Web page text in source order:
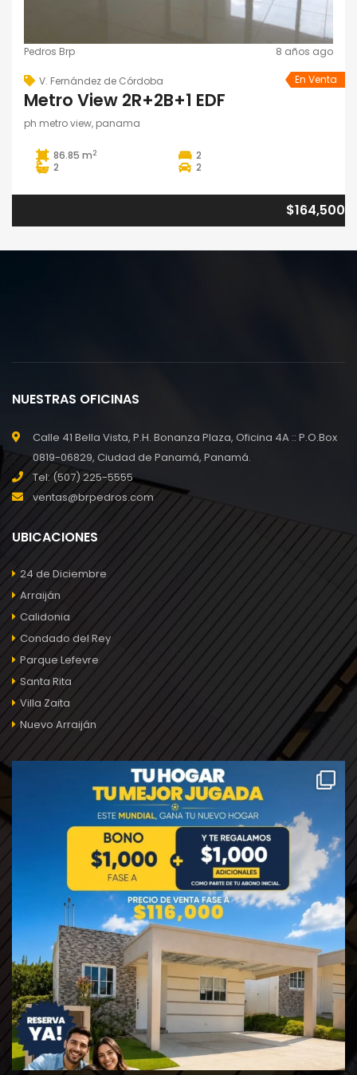
Pedros Brp 8 años ago
V. Fernández de Córdoba
Metro View 2R+2B+1 EDF
ph metro view, panama
86.85 m2
2
2
2
En Venta
$164,500
NUESTRAS OFICINAS
Calle 41 Bella Vista, P.H. Bonanza Plaza, Oficina 4A :: P.O.Box
0819-06829, Ciudad de Panamá, Panamá.
Tel: (507) 225-5555
ventas@brpedros.com
UBICACIONES
24 de Diciembre
Arraiján
Calidonia
Condado del Rey
Parque Lefevre
Santa Rita
Villa Zaita
Nuevo Arraiján